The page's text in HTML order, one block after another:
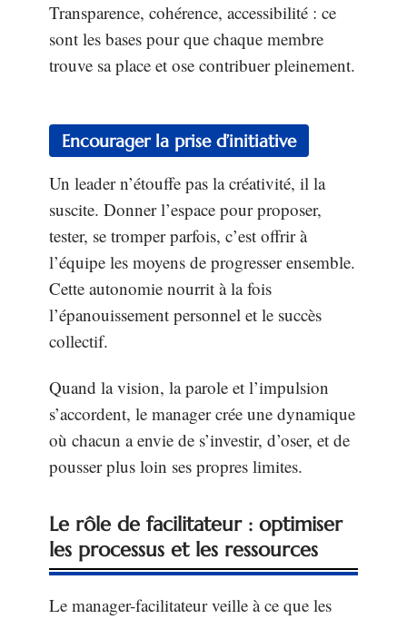
Transparence, cohérence, accessibilité : ce
sont les bases pour que chaque membre
trouve sa place et ose contribuer pleinement.
Encourager la prise d’initiative
Un leader n’étouffe pas la créativité, il la
suscite. Donner l’espace pour proposer,
tester, se tromper parfois, c’est offrir à
l’équipe les moyens de progresser ensemble.
Cette autonomie nourrit à la fois
l’épanouissement personnel et le succès
collectif.
Quand la vision, la parole et l’impulsion
s’accordent, le manager crée une dynamique
où chacun a envie de s’investir, d’oser, et de
pousser plus loin ses propres limites.
Le rôle de facilitateur : optimiser
les processus et les ressources
Le manager-facilitateur veille à ce que les